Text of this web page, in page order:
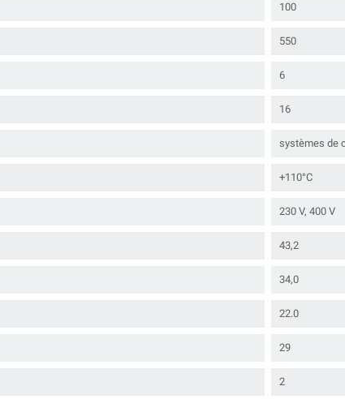
100
550
6
16
systèmes de
+110°C
230 V, 400 V
43,2
34,0
22.0
29
2